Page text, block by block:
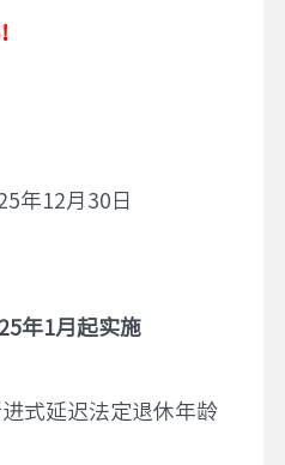
月30日
年1 月起实施
式延迟法定退休年龄